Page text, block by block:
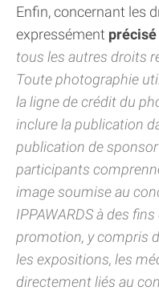
Enfin, concernant les
expressément précisé
tous les autres droits
Toute photographie
la ligne de crédit du
inclure la publication
publication de sponsor
participants
image soumise au
IPPAWARDS à des
promotion, y compris
les expositions, les
directement liés au